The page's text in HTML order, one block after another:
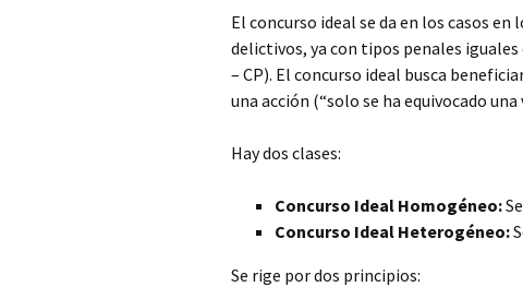
El concurso ideal se da en los casos
delictivos, ya con tipos penales
– CP). El concurso ideal busca
una acción (“solo se ha equivocado una
Hay dos clases:
Concurso Ideal Homogéneo:
Concurso Ideal Heterogéneo:
Se rige por dos principios: